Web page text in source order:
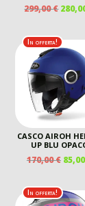
299,00€ IL
ERA:
In offerta!
CASCO AIROH
UP BLU
170,00€ IL
ERA:
85,00
In offerta!